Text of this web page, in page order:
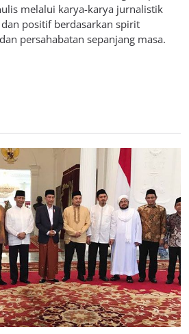
melalui karya-karya jurnalistik
positif berdasarkan spirit
persahabatan sepanjang masa.